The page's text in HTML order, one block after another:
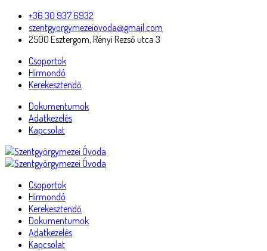
+36 30 937 6932
szentgyorgymezeiovoda@gmail.com
2500 Esztergom, Rényi Rezső utca 3
Csoportok
Hírmondó
Kerekesztendő
Dokumentumok
Adatkezelés
Kapcsolat
Csoportok
Hírmondó
Kerekesztendő
Dokumentumok
Adatkezelés
Kapcsolat